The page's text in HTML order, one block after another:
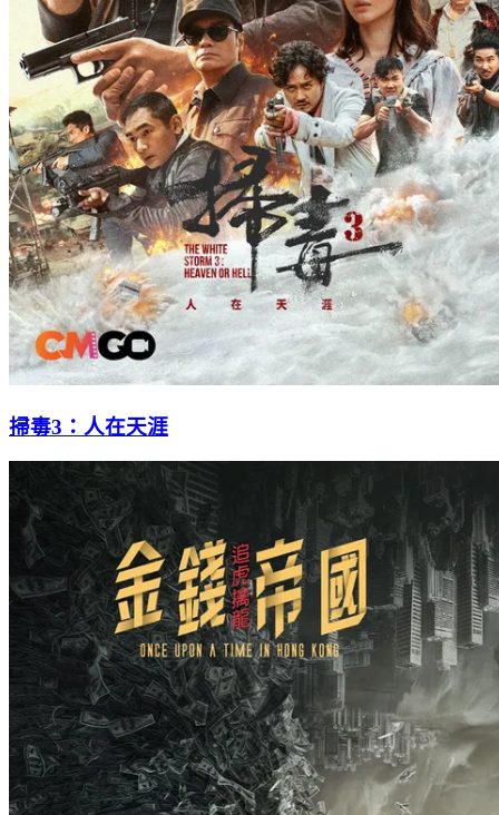
掃毒3：人在天涯